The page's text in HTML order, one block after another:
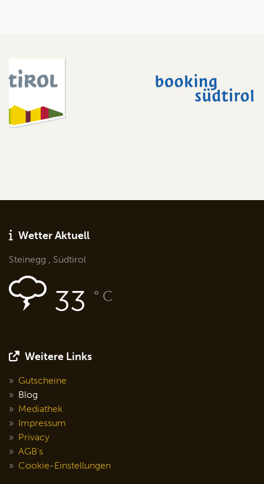
Wetter Aktuell
Steinegg , Südtirol
33 ° C
Weitere Links
Gutscheine
Blog
Mediathek
Impressum
Privacy
AGB's
Cookie-Einstellungen